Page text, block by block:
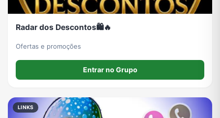
Radar dos Descontos🛍️🔥
Ofertas e promoções
Entrar no Grupo
LINKS